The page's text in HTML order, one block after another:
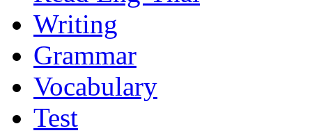
Writing
Grammar
Vocabulary
Test